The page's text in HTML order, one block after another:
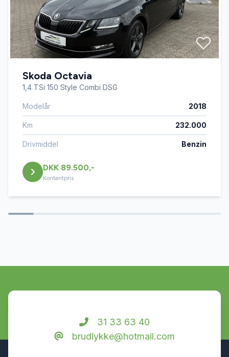
Servostyring
Splitbagsæder
Startspærre
Stofsæder
Skoda Octavia
1,4 TSi 150 Style Combi DSG
Modelår 2018
Km 232.000
Drivmiddel Benzin
DKK 89.500,-
Kontantpris
31 33 63 40
brudlykke@hotmail.com